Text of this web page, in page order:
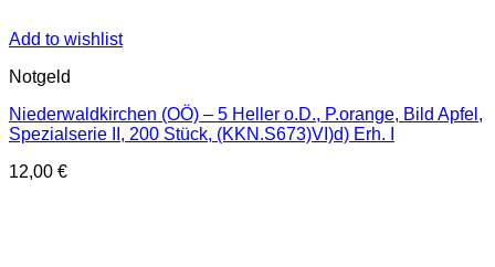
Add to wishlist
Notgeld
Niederwaldkirchen (OÖ) – 5 Heller o.D., P.orange, Bild Apfel,
Spezialserie II, 200 Stück, (KKN.S673)VI)d) Erh. I
12,00 €